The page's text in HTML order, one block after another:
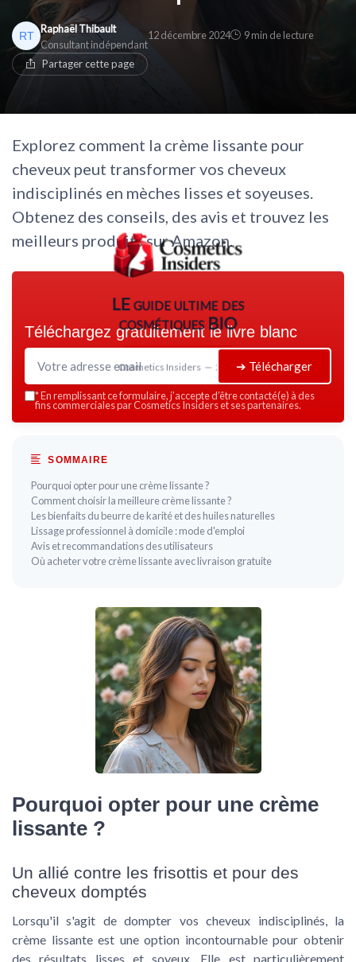
Raphaël Thibault
Consultant indépendant
12 décembre 2024 9 min de lecture
Partager cette page
Explorez comment la crème lissante pour
cheveux peut transformer vos cheveux
indisciplinés en mèches lisses et soyeuses.
Obtenez des conseils, des avis et trouvez les
meilleurs produits sur Amazon.
LE guide ultime des
cosmétiques BIO
Cosmetics Insiders — 2026
Téléchargez gratuitement le livre blanc
➔ Télécharger
*En remplissant ce formulaire, j’accepte d’être contacté(e) à des
fins commerciales par Cosmetics Insiders et ses partenaires.
SOMMAIRE
Pourquoi opter pour une crème lissante ?
Comment choisir la meilleure crème lissante ?
Les bienfaits du beurre de karité et des huiles naturelles
Lissage professionnel à domicile : mode d'emploi
Avis et recommandations des utilisateurs
Où acheter votre crème lissante avec livraison gratuite
Pourquoi opter pour une crème
lissante ?
Un allié contre les frisottis et pour des
cheveux domptés
Lorsqu'il s'agit de dompter vos cheveux indisciplinés, la
crème lissante est une option incontournable pour obtenir
des résultats lisses et soyeux. Elle est particulièrement
* En remplissant ce formulaire, j'accepte d'être
contacté(e) à des fins commerciales par Cosmetics
Insiders et ses partenaires.
* En rejoignant le club, j'accepte de recevoir les emails
de Cosmetics Insiders et les offres de ses partenaires.
Non merci, peut-être plus tard